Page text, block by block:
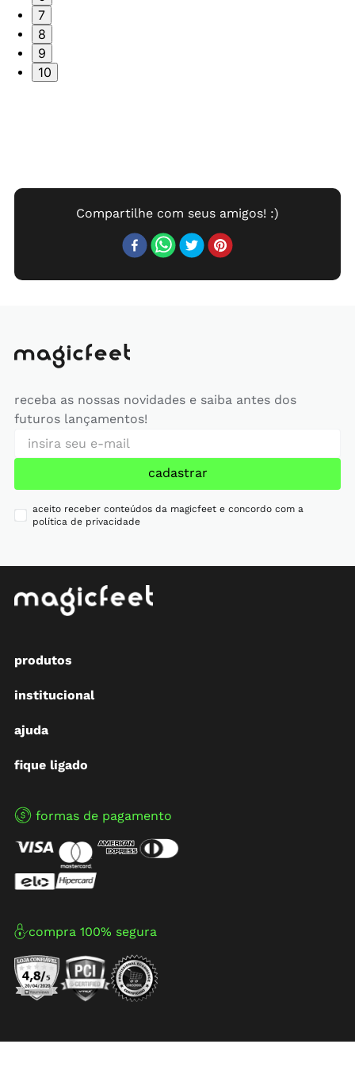
7
8
9
10
receba as nossas novidades e saiba antes dos
futuros lançamentos!
cadastrar
aceito receber conteúdos da magicfeet e concordo com a
política de privacidade
produtos
institucional
ajuda
fique ligado
formas de pagamento
compra 100% segura